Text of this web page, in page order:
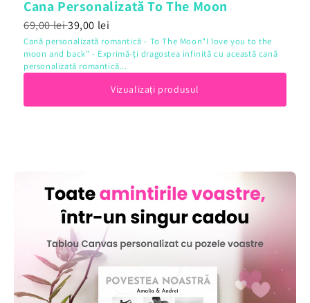
Cana Personalizată To The Moon
69,00 lei39,00 lei
Cană personalizată romantică - To The Moon"I love you to the
moon and back" - Exprimă-ți dragostea infinită cu această cană
personalizată romantică...
Vizualizați produsul